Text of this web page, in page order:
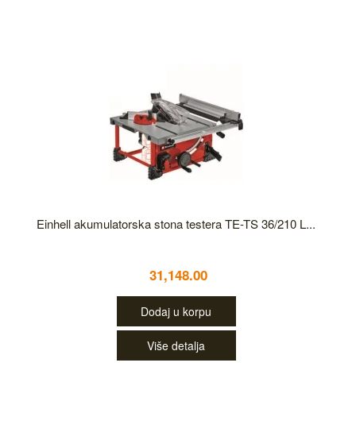
Einhell akumulatorska stona testera TE-TS 36/210 L...
31,148.00
Dodaj u korpu
Više detalja